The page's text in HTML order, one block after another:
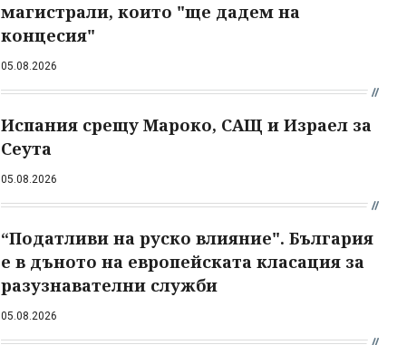
магистрали, които "ще дадем на
концесия"
05.08.2026
Испания срещу Мароко, САЩ и Израел за
Сеута
05.08.2026
“Податливи на руско влияние". България
е в дъното на европейската класация за
разузнавателни служби
05.08.2026